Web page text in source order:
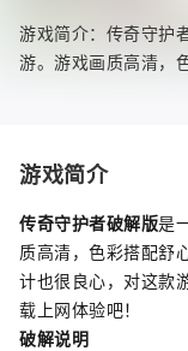
游戏简介：传奇守护
游。游戏画质高清，
游戏简介
传奇守护者破解版是
质高清，色彩搭配舒
计也很良心，对这款
载上网体验吧！
破解说明